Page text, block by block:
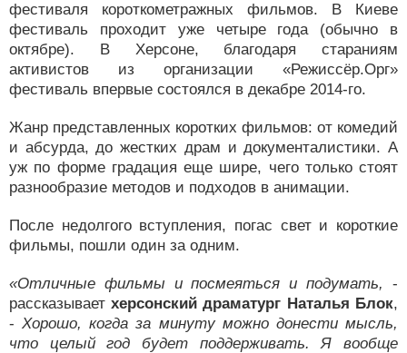
фестиваля короткометражных фильмов. В Киеве
фестиваль проходит уже четыре года (обычно в
октябре). В Херсоне, благодаря стараниям
активистов из организации «Режиссёр.Орг»
фестиваль впервые состоялся в декабре 2014-го.
Жанр представленных коротких фильмов: от комедий
и абсурда, до жестких драм и документалистики. А
уж по форме градация еще шире, чего только стоят
разнообразие методов и подходов в анимации.
После недолгого вступления, погас свет и короткие
фильмы, пошли один за одним.
«Отличные фильмы и посмеяться и подумать,
-
рассказывает херсонский драматург Наталья Блок,
- Хорошо, когда за минуту можно донести мысль,
что целый год будет поддерживать. Я вообще